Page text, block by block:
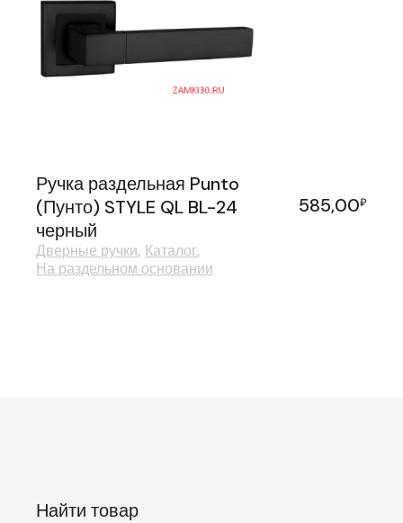
Ручка раздельная Punto
(Пунто) STYLE QL BL-24
черный
585,00₽
Дверные ручки Каталог
На раздельном основании
Найти товар